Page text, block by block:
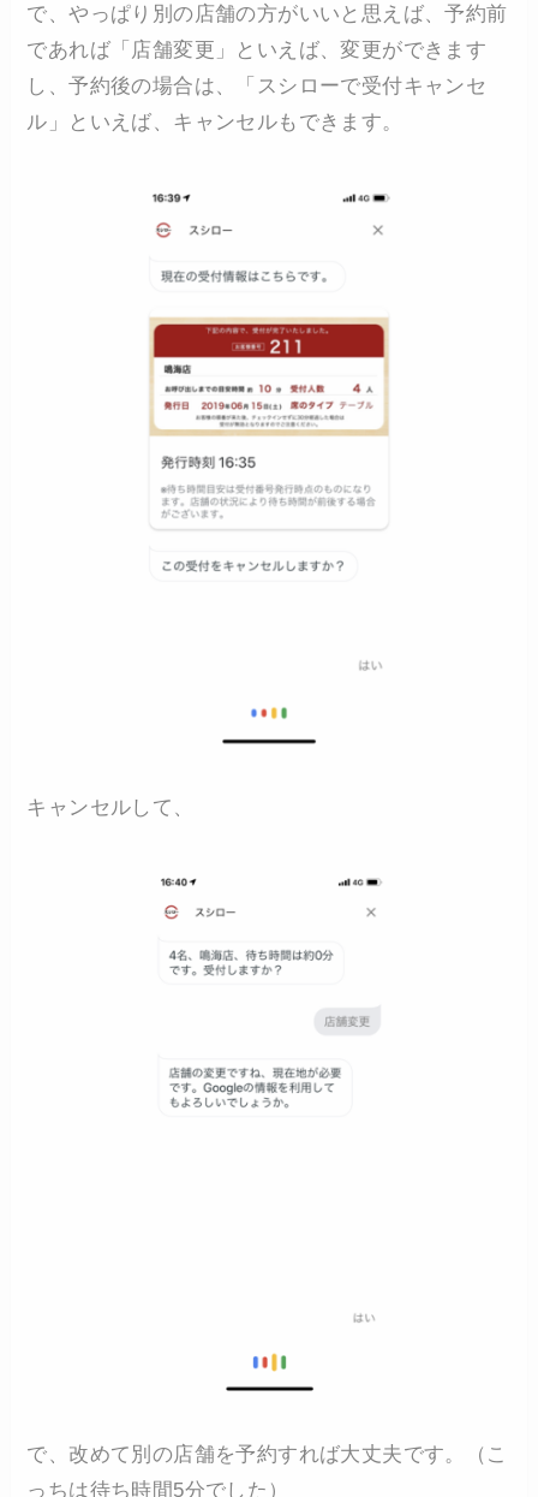
で、やっぱり別の店舗の方がいいと思えば、予約前
であれば「店舗変更」といえば、変更ができます
し、予約後の場合は、「スシローで受付キャンセ
ル」といえば、キャンセルもできます。
キャンセルして、
で、改めて別の店舗を予約すれば大丈夫です。（こ
っちは待ち時間5分でした）